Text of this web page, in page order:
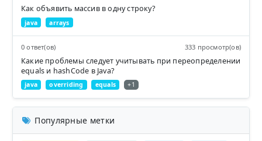
Как объявить массив в одну строку?
java arrays
0 ответ(ов) 333 просмотр(ов)
Какие проблемы следует учитывать при переопределении
equals и hashCode в Java?
java overriding equals +1
Популярные метки